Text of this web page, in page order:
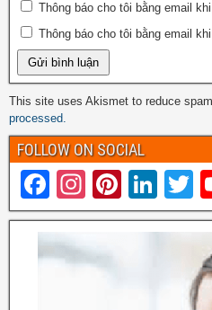
Thông báo cho tôi bằng email
Thông báo cho tôi bằng email
This site uses Akismet to reduce
processed.
FOLLOW ON SOCIAL
F
a
c
e
In
st
a
gr
Pi
nt
Li
n
k
T
tt